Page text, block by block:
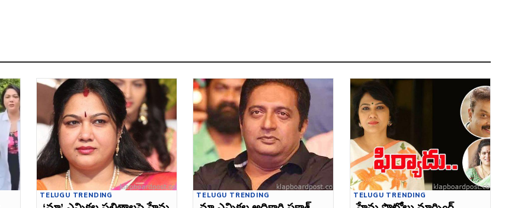
TELUGU TRENDING TELUGU TRENDING TELUGU TRENDING